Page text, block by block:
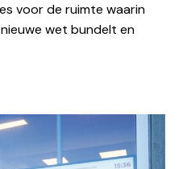
voor de ruimte waarin
wet bundelt en